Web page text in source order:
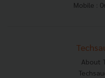
Mobile :
About